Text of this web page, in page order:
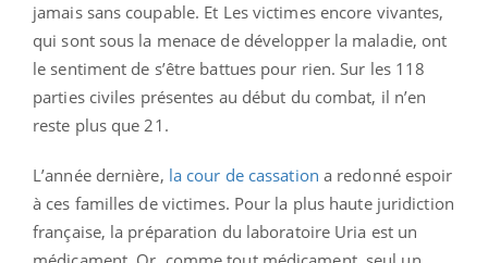
jamais sans coupable. Et Les victimes encore vivantes,
qui sont sous la menace de développer la maladie, ont
le sentiment de s’être battues pour rien. Sur les 118
parties civiles présentes au début du combat, il n’en
reste plus que 21.
L’année dernière, la cour de cassation a redonné espoir
à ces familles de victimes. Pour la plus haute juridiction
française, la préparation du laboratoire Uria est un